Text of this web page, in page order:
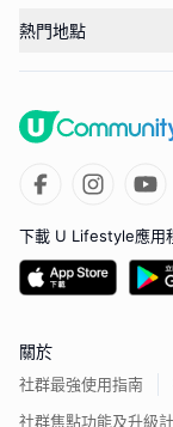
熱門地點
下載 U Lifestyle應用
關於
社群最強使用指南
社群焦點功能及升級